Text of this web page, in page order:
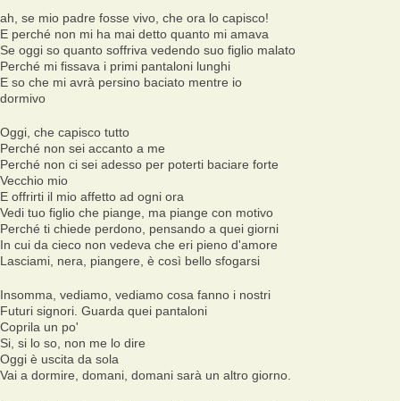
ah, se mio padre fosse vivo, che ora lo capisco!
E perché non mi ha mai detto quanto mi amava
Se oggi so quanto soffriva vedendo suo figlio malato
Perché mi fissava i primi pantaloni lunghi
E so che mi avrà persino baciato mentre io
dormivo
Oggi, che capisco tutto
Perché non sei accanto a me
Perché non ci sei adesso per poterti baciare forte
Vecchio mio
E offrirti il mio affetto ad ogni ora
Vedi tuo figlio che piange, ma piange con motivo
Perché ti chiede perdono, pensando a quei giorni
In cui da cieco non vedeva che eri pieno d'amore
Lasciami, nera, piangere, è così bello sfogarsi
Insomma, vediamo, vediamo cosa fanno i nostri
Futuri signori. Guarda quei pantaloni
Coprila un po'
Si, si lo so, non me lo dire
Oggi è uscita da sola
Vai a dormire, domani, domani sarà un altro giorno.